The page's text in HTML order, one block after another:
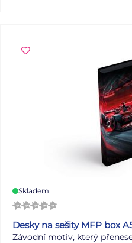
Skladem
Desky na sešity MFP box
Závodní motiv, který